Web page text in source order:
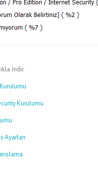
İndir.
Kurulumu
Ayarları